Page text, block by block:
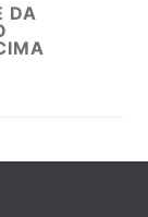
DA